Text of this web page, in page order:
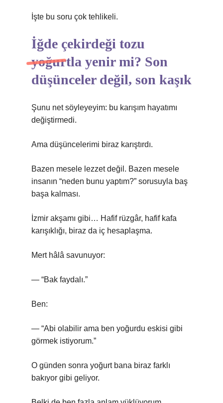
İşte bu soru çok tehlikeli.
İğde çekirdeği tozu
yoğurtla yenir mi? Son
düşünceler değil, son kaşık
Şunu net söyleyeyim: bu karışım hayatımı
değiştirmedi.
Ama düşüncelerimi biraz karıştırdı.
Bazen mesele lezzet değil. Bazen mesele
insanın “neden bunu yaptım?” sorusuyla baş
başa kalması.
İzmir akşamı gibi… Hafif rüzgâr, hafif kafa
karışıklığı, biraz da iç hesaplaşma.
Mert hâlâ savunuyor:
— “Bak faydalı.”
Ben:
— “Abi olabilir ama ben yoğurdu eskisi gibi
görmek istiyorum.”
O günden sonra yoğurt bana biraz farklı
bakıyor gibi geliyor.